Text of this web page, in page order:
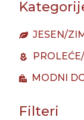
JESEN/
MODNI
Filteri